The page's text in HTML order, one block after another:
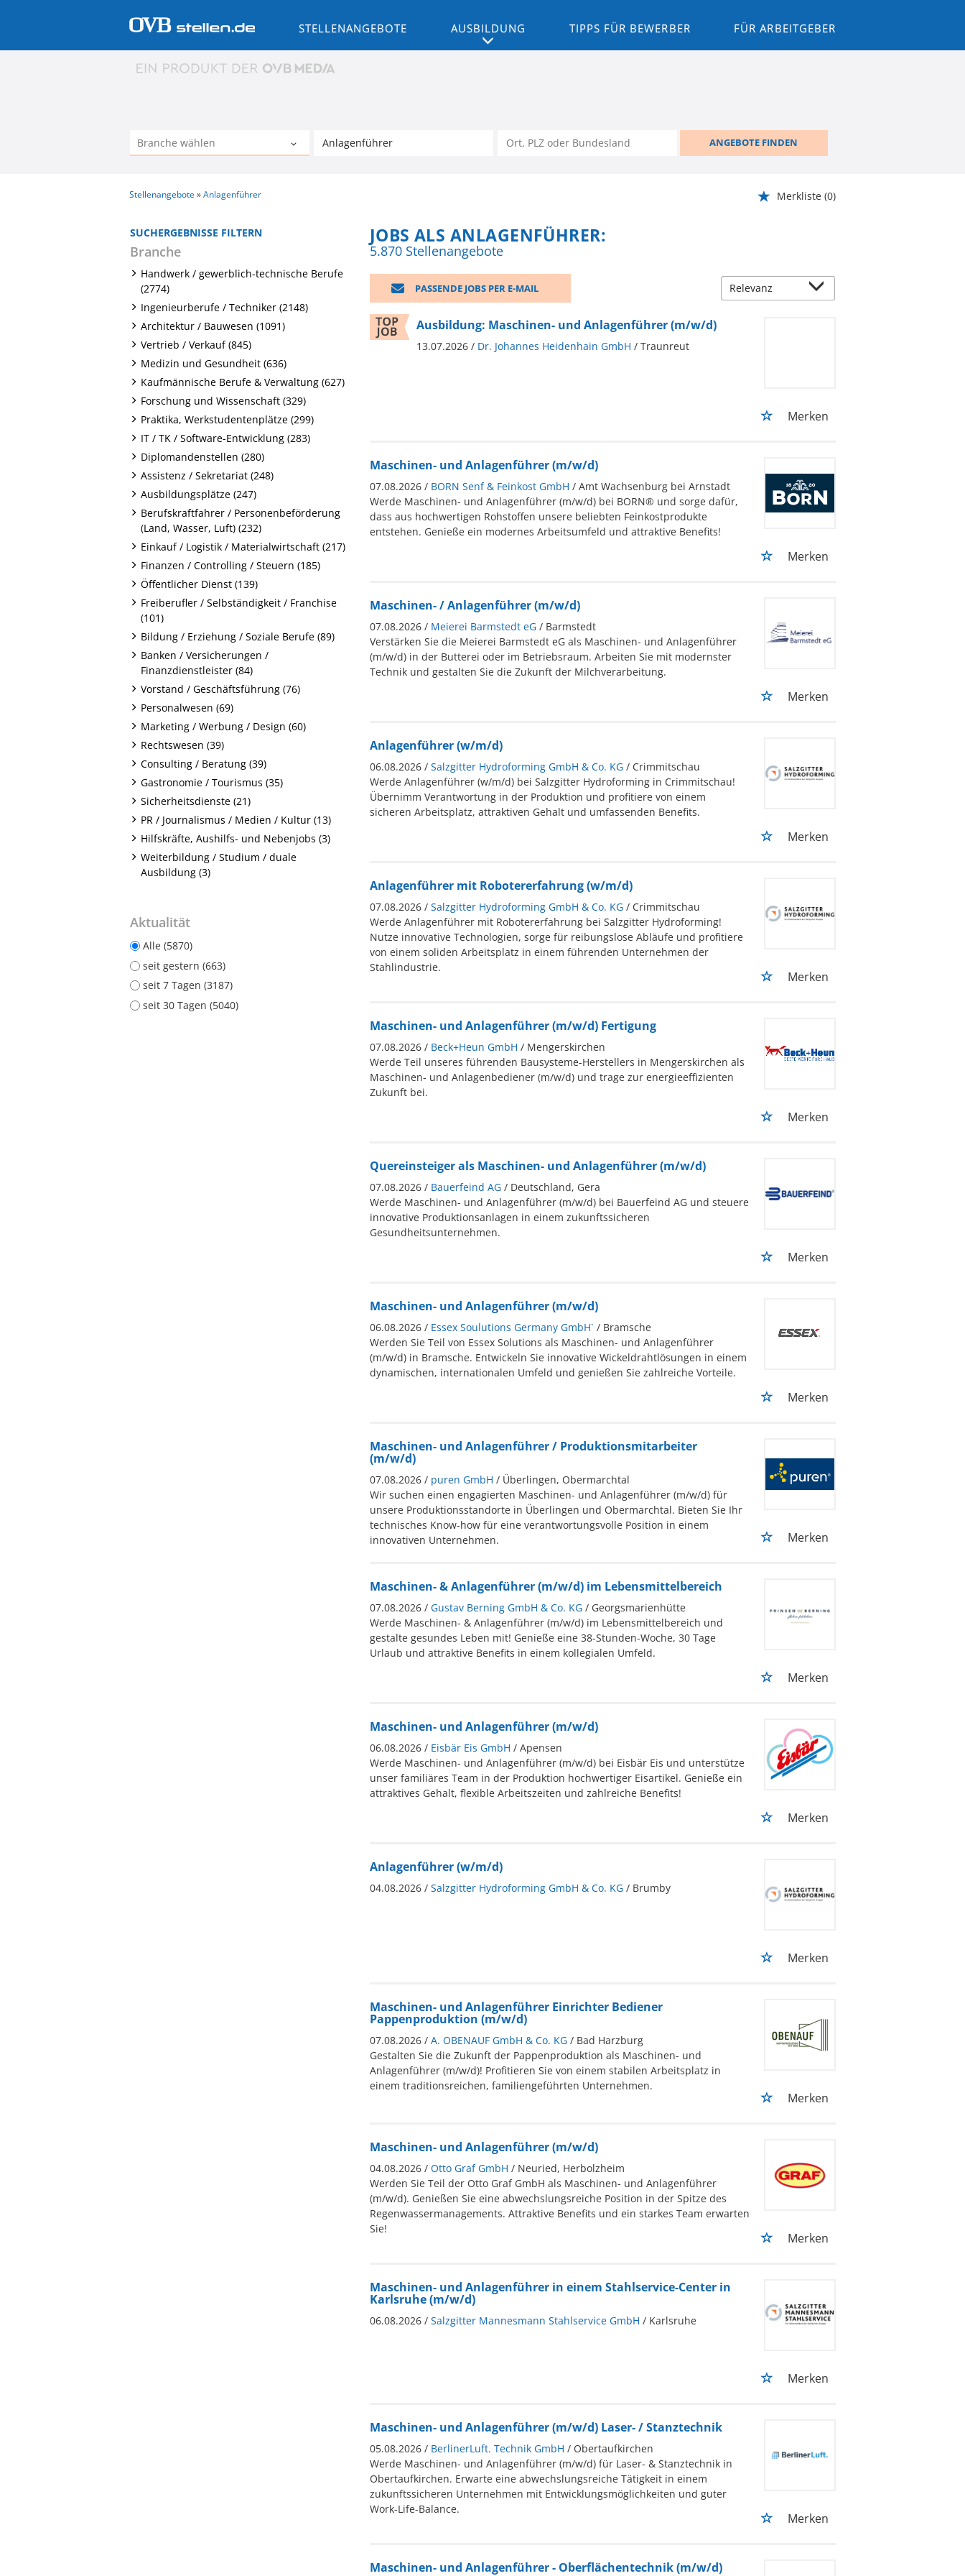
STELLENANGEBOTE AUSBILDUNG TIPPS FÜR BEWERBER FÜR ARBEITGEBER
ANGEBOTE FINDEN
Stellenangebote Anlagenführer Merkliste (0)
SUCHERGEBNISSE FILTERN
Branche
Handwerk / gewerblich-technische Berufe
(2774)
Ingenieurberufe / Techniker (2148)
Architektur / Bauwesen (1091)
Vertrieb / Verkauf (845)
Medizin und Gesundheit (636)
Kaufmännische Berufe & Verwaltung (627)
Forschung und Wissenschaft (329)
Praktika, Werkstudentenplätze (299)
IT / TK / Software-Entwicklung (283)
Diplomandenstellen (280)
Assistenz / Sekretariat (248)
Ausbildungsplätze (247)
Berufskraftfahrer / Personenbeförderung
(Land, Wasser, Luft) (232)
Einkauf / Logistik / Materialwirtschaft (217)
Finanzen / Controlling / Steuern (185)
Öffentlicher Dienst (139)
Freiberufler / Selbständigkeit / Franchise
(101)
Bildung / Erziehung / Soziale Berufe (89)
Banken / Versicherungen /
Finanzdienstleister (84)
Vorstand / Geschäftsführung (76)
Personalwesen (69)
Marketing / Werbung / Design (60)
Rechtswesen (39)
Consulting / Beratung (39)
Gastronomie / Tourismus (35)
Sicherheitsdienste (21)
PR / Journalismus / Medien / Kultur (13)
Hilfskräfte, Aushilfs- und Nebenjobs (3)
Weiterbildung / Studium / duale
Ausbildung (3)
Aktualität
Alle (5870)
seit gestern (663)
seit 7 Tagen (3187)
seit 30 Tagen (5040)
JOBS ALS ANLAGENFÜHRER:
5.870 Stellenangebote
PASSENDE JOBS PER E-MAIL
Ausbildung: Maschinen- und Anlagenführer (m/w/d)
13.07.2026 / Dr. Johannes Heidenhain GmbH / Traunreut
Merken
Maschinen- und Anlagenführer (m/w/d)
07.08.2026 / BORN Senf & Feinkost GmbH / Amt Wachsenburg bei Arnstadt
Werde Maschinen- und Anlagenführer (m/w/d) bei BORN® und sorge dafür,
dass aus hochwertigen Rohstoffen unsere beliebten Feinkostprodukte
entstehen. Genieße ein modernes Arbeitsumfeld und attraktive Benefits!
Merken
Maschinen- / Anlagenführer (m/w/d)
07.08.2026 / Meierei Barmstedt eG / Barmstedt
Verstärken Sie die Meierei Barmstedt eG als Maschinen- und Anlagenführer
(m/w/d) in der Butterei oder im Betriebsraum. Arbeiten Sie mit modernster
Technik und gestalten Sie die Zukunft der Milchverarbeitung.
Merken
Anlagenführer (w/m/d)
06.08.2026 / Salzgitter Hydroforming GmbH & Co. KG / Crimmitschau
Werde Anlagenführer (w/m/d) bei Salzgitter Hydroforming in Crimmitschau!
Übernimm Verantwortung in der Produktion und profitiere von einem
sicheren Arbeitsplatz, attraktiven Gehalt und umfassenden Benefits.
Merken
Anlagenführer mit Robotererfahrung (w/m/d)
07.08.2026 / Salzgitter Hydroforming GmbH & Co. KG / Crimmitschau
Werde Anlagenführer mit Robotererfahrung bei Salzgitter Hydroforming!
Nutze innovative Technologien, sorge für reibungslose Abläufe und profitiere
von einem soliden Arbeitsplatz in einem führenden Unternehmen der
Stahlindustrie.
Merken
Maschinen- und Anlagenführer (m/w/d) Fertigung
07.08.2026 / Beck+Heun GmbH / Mengerskirchen
Werde Teil unseres führenden Bausysteme-Herstellers in Mengerskirchen als
Maschinen- und Anlagenbediener (m/w/d) und trage zur energieeffizienten
Zukunft bei.
Merken
Quereinsteiger als Maschinen- und Anlagenführer (m/w/d)
07.08.2026 / Bauerfeind AG / Deutschland, Gera
Werde Maschinen- und Anlagenführer (m/w/d) bei Bauerfeind AG und steuere
innovative Produktionsanlagen in einem zukunftssicheren
Gesundheitsunternehmen.
Merken
Maschinen- und Anlagenführer (m/w/d)
06.08.2026 / Essex Soulutions Germany GmbH` / Bramsche
Werden Sie Teil von Essex Solutions als Maschinen- und Anlagenführer
(m/w/d) in Bramsche. Entwickeln Sie innovative Wickeldrahtlösungen in einem
dynamischen, internationalen Umfeld und genießen Sie zahlreiche Vorteile.
Merken
Maschinen- und Anlagenführer / Produktionsmitarbeiter
(m/w/d)
07.08.2026 / puren GmbH / Überlingen, Obermarchtal
Wir suchen einen engagierten Maschinen- und Anlagenführer (m/w/d) für
unsere Produktionsstandorte in Überlingen und Obermarchtal. Bieten Sie Ihr
technisches Know-how für eine verantwortungsvolle Position in einem
innovativen Unternehmen.
Merken
Maschinen- & Anlagenführer (m/w/d) im Lebensmittelbereich
07.08.2026 / Gustav Berning GmbH & Co. KG / Georgsmarienhütte
Werde Maschinen- & Anlagenführer (m/w/d) im Lebensmittelbereich und
gestalte gesundes Leben mit! Genieße eine 38-Stunden-Woche, 30 Tage
Urlaub und attraktive Benefits in einem kollegialen Umfeld.
Merken
Maschinen- und Anlagenführer (m/w/d)
06.08.2026 / Eisbär Eis GmbH / Apensen
Werde Maschinen- und Anlagenführer (m/w/d) bei Eisbär Eis und unterstütze
unser familiäres Team in der Produktion hochwertiger Eisartikel. Genieße ein
attraktives Gehalt, flexible Arbeitszeiten und zahlreiche Benefits!
Merken
Anlagenführer (w/m/d)
04.08.2026 / Salzgitter Hydroforming GmbH & Co. KG / Brumby
Merken
Maschinen- und Anlagenführer Einrichter Bediener
Pappenproduktion (m/w/d)
07.08.2026 / A. OBENAUF GmbH & Co. KG / Bad Harzburg
Gestalten Sie die Zukunft der Pappenproduktion als Maschinen- und
Anlagenführer (m/w/d)! Profitieren Sie von einem stabilen Arbeitsplatz in
einem traditionsreichen, familiengeführten Unternehmen.
Merken
Maschinen- und Anlagenführer (m/w/d)
04.08.2026 / Otto Graf GmbH / Neuried, Herbolzheim
Werden Sie Teil der Otto Graf GmbH als Maschinen- und Anlagenführer
(m/w/d). Genießen Sie eine abwechslungsreiche Position in der Spitze des
Regenwassermanagements. Attraktive Benefits und ein starkes Team erwarten
Sie!
Merken
Maschinen- und Anlagenführer in einem Stahlservice-Center in
Karlsruhe (m/w/d)
06.08.2026 / Salzgitter Mannesmann Stahlservice GmbH / Karlsruhe
Merken
Maschinen- und Anlagenführer (m/w/d) Laser- / Stanztechnik
05.08.2026 / BerlinerLuft. Technik GmbH / Obertaufkirchen
Werde Maschinen- und Anlagenführer (m/w/d) für Laser- & Stanztechnik in
Obertaufkirchen. Erwarte eine abwechslungsreiche Tätigkeit in einem
zukunftssicheren Unternehmen mit Entwicklungsmöglichkeiten und guter
Work-Life-Balance.
Merken
Maschinen- und Anlagenführer - Oberflächentechnik (m/w/d)